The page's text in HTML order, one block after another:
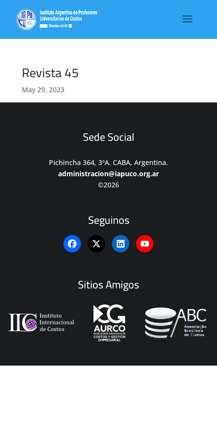
Revista 45
May 29, 2023
Sede Social
Pichincha 364, 3ºA. CABA, Argentina.
administracion@iapuco.org.ar
©2026
Seguinos
Sitios Amigos